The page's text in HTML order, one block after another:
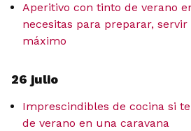
Aperitivo con tinto de verano
necesitas para preparar,
máximo
26 julio
Imprescindibles de cocina si
de verano en una caravana